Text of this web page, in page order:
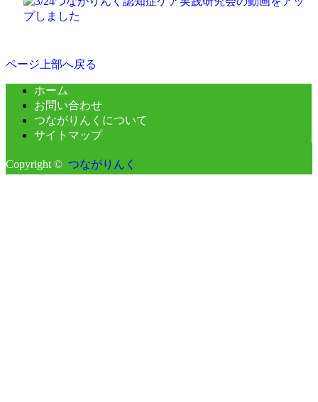
ページ上部へ戻る
ホーム
お問い合わせ
つながりんくについて
サイトマップ
Copyright © つながりんく